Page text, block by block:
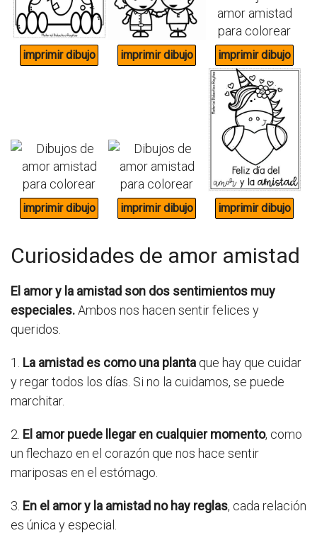
Curiosidades de amor amistad
El amor y la amistad son dos sentimientos muy
especiales.Ambos nos hacen sentir felices y
queridos.
1. La amistad es como una planta que hay que cuidar
y regar todos los días. Si no la cuidamos, se puede
marchitar.
2. El amor puede llegar en cualquier momento, como
un flechazo en el corazón que nos hace sentir
mariposas en el estómago.
3. En el amor y la amistad no hay reglas, cada relación
es única y especial.